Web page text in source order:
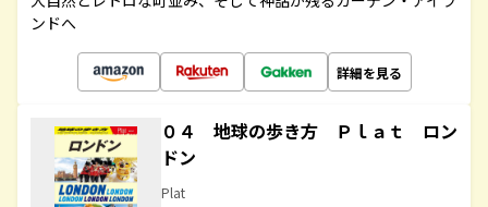
ンドへ
詳細を見る
０４ 地球の歩き方 Ｐｌａｔ ロン
ドン
Plat